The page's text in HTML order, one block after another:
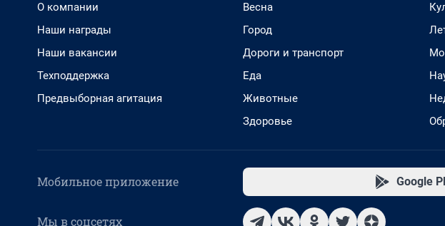
О компании
Наши награды
Наши вакансии
Техподдержка
Предвыборная агитация
Весна
Город
Дороги и транспорт
Еда
Животные
Здоровье
Мобильное приложение Google
Мы в соцсетях